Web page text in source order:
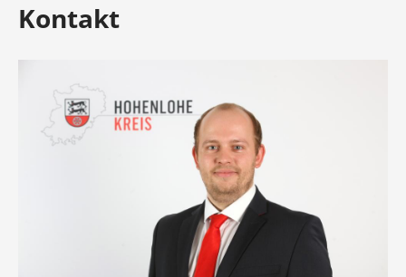
Kontakt